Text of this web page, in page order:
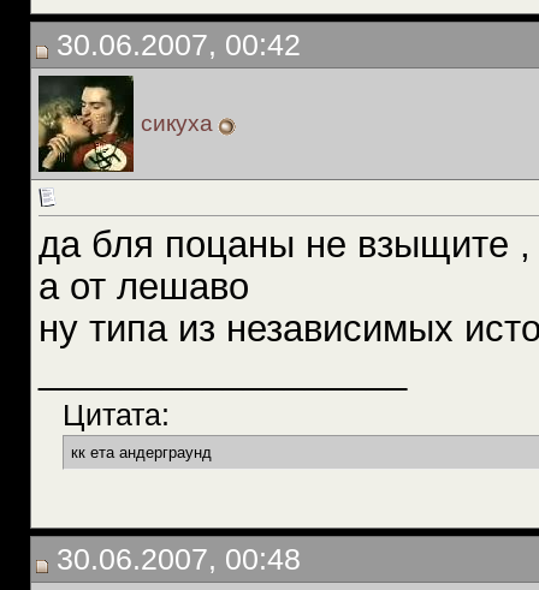
30.06.2007, 00:42
сикуха
да бля поцаны не взыщите ,
а от лешаво
ну типа из независимых
Цитата:
кк ета андерграунд
30.06.2007, 00:48